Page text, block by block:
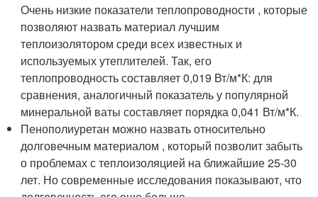
Очень низкие показатели теплопроводности , которые
позволяют назвать материал лучшим
теплоизолятором среди всех известных и
используемых утеплителей. Так, его
теплопроводность составляет 0,019 Вт/м*К: для
сравнения, аналогичный показатель у популярной
минеральной ваты составляет порядка 0,041 Вт/м*К.
Пенополиуретан можно назвать относительно
долговечным материалом , который позволит забыть
о проблемах с теплоизоляцией на ближайшие 25-30
лет. Но современные исследования показывают, что